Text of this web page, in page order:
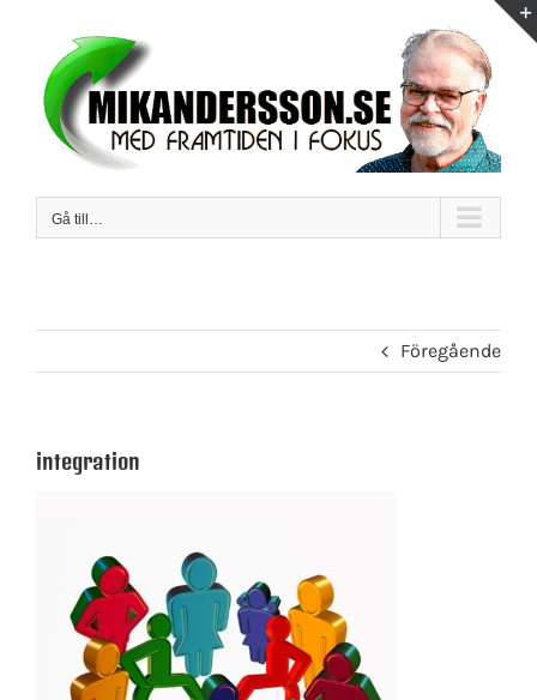
innehållet
Gå till…
Föregående
integration